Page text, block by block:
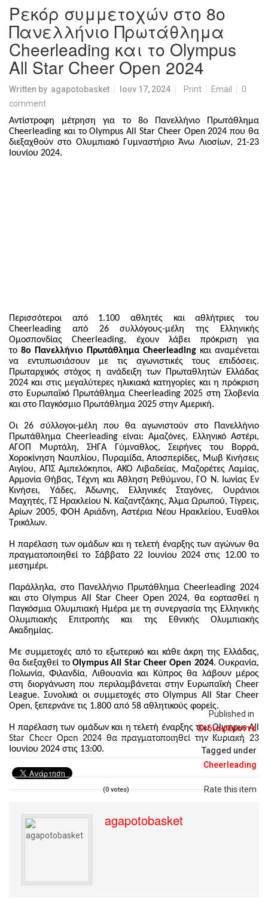
Ρεκόρ συμμετοχών στο 8ο
Πανελλήνιο Πρωτάθλημα
Cheerleading και το Olympus
All Star Cheer Open 2024
Written by agapotobasket Ιουν 17, 2024 Print Email
0
comment
Published in
Ενδιαφέροντα
Tagged under
Cheerleading
Rate this item
(0 votes)
Αντίστροφη μέτρηση για το 8ο Πανελλήνιο Πρωτάθλημα
Cheerleading και το Olympus All Star Cheer Open 2024 που θα
διεξαχθούν στο Ολυμπιακό Γυμναστήριο Άνω Λιοσίων, 21-23
Ιουνίου 2024.
Περισσότεροι από 1.100 αθλητές και αθλήτριες του
Cheerleading από 26 συλλόγους-μέλη της Ελληνικής
Ομοσπονδίας Cheerleading, έχουν λάβει πρόκριση για
το 8ο Πανελλήνιο Πρωτάθλημα Cheerleading και αναμένεται
να εντυπωσιάσουν με τις αγωνιστικές τους επιδόσεις.
Πρωταρχικός στόχος η ανάδειξη των Πρωταθλητών Ελλάδας
2024 και στις μεγαλύτερες ηλικιακά κατηγορίες και η πρόκριση
στο Ευρωπαϊκό Πρωτάθλημα Cheerleading 2025 στη Σλοβενία
και στο Παγκόσμιο Πρωτάθλημα 2025 στην Αμερική.
Οι 26 σύλλογοι-μέλη που θα αγωνιστούν στο Πανελλήνιο
Πρωτάθλημα Cheerleading είναι: Αμαζόνες, Ελληνικό Αστέρι,
ΑΓΟΠ Μυρτάλη, ΣΗΓΑ Γύμναθλος, Σειρήνες του Βορρά,
Χοροκίνηση Ναυπλίου, Πυραμίδα, Αποσπερίδες, Μωβ Κινήσεις
Αιγίου, ΑΠΣ Αμπελόκηποι, ΑΚΟ Λιβαδείας, Μαζορέτες Λαμίας,
Αρμονία Θήβας, Τέχνη και Άθληση Ρεθύμνου, ΓΟ Ν. Ιωνίας Εν
Κινήσει, Υάδες, Άδωνης, Ελληνικές Σταγόνες, Ουράνιοι
Μαχητές, ΓΣ Ηρακλείου Ν. Καζαντζάκης, Άλμα Ωρωπού, Τίγρεις,
Αρίων 2005, ΦΟΗ Αριάδνη, Αστέρια Νέου Ηρακλείου, Έυαθλοι
Τρικάλων.
Η παρέλαση των ομάδων και η τελετή έναρξης των αγώνων θα
πραγματοποιηθεί το Σάββατο 22 Ιουνίου 2024 στις 12.00 το
μεσημέρι.
Παράλληλα, στο Πανελλήνιο Πρωτάθλημα Cheerleading 2024
και στο Olympus All Star Cheer Open 2024, θα εορτασθεί η
Παγκόσμια Ολυμπιακή Ημέρα με τη συνεργασία της Ελληνικής
Ολυμπιακής Επιτροπής και της Εθνικής Ολυμπιακής
Ακαδημίας.
Με συμμετοχές από το εξωτερικό και κάθε άκρη της Ελλάδας,
θα διεξαχθεί το Olympus All Star Cheer Open 2024. Ουκρανία,
Πολωνία, Φιλανδία, Λιθουανία και Κύπρος θα λάβουν μέρος
στη διοργάνωση που περιλαμβάνεται στην Ευρωπαϊκή Cheer
League. Συνολικά οι συμμετοχές στο Olympus All Star Cheer
Open, ξεπερνάνε τις 1.800 από 58 αθλητικούς φορείς.
Η παρέλαση των ομάδων και η τελετή έναρξης του Olympus All
Star Cheer Open 2024 θα πραγματοποιηθεί την Κυριακή 23
Ιουνίου 2024 στις 13:00.
agapotobasket